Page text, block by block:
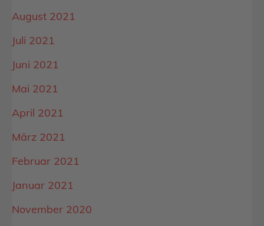
August 2021
Juli 2021
Juni 2021
Mai 2021
April 2021
März 2021
Februar 2021
Januar 2021
November 2020